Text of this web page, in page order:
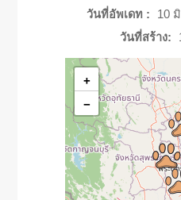
วันที่อัพเดท :
10
วันที่สร้าง:
+
−